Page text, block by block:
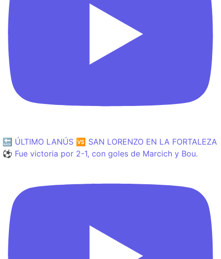
🔙 ÚLTIMO LANÚS 🆚 SAN LORENZO EN LA FORTALEZA
⚽️ Fue victoria por 2-1, con goles de Marcich y Bou.